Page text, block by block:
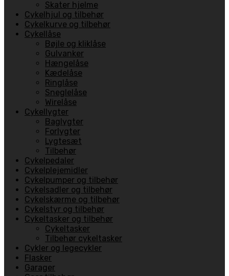
Skater hjelme
Cykelhjul og tilbehør
Cykelkurve og tilbehør
Cykellåse
Bøjle og kliklåse
Gulvanker
Hængelåse
Kædelåse
Ringlåse
Sneglelåse
Wirelåse
Cykellygter
Baglygter
Forlygter
Lygtesæt
Tilbehør
Cykelpedaler
Cykelplejemidler
Cykelpumper og tilbehør
Cykelsadler og tilbehør
Cykelskærme og tilbehør
Cykelstyr og tilbehør
Cykeltasker og tilbehør
Cykeltasker
Tilbehør cykeltasker
Cykler og legecykler
Flasker
Garager